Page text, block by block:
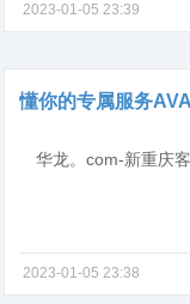
2023-01-05 23:39
懂你的专属服务
2023-01-05 23:38